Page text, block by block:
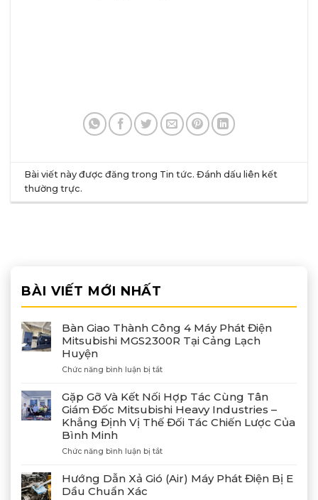
Bài viết này được đăng trong Tin tức. Đánh dấuliên kết
thường trực.
BÀI VIẾT MỚI NHẤT
Bàn Giao Thành Công 4 Máy Phát Điện
Mitsubishi MGS2300R Tại Cảng Lạch
Huyện
Chức năng bình luận bị tắtở
Giao
Thành
Công
4
Phát
MGS2300R
Gặp Gỡ Và Kết Nối Hợp Tác Cùng Tân
Giám Đốc Mitsubishi Heavy Industries –
Khẳng Định Vị Thế Đối Tác Chiến Lược Của
Bình Minh
Chức năng bình luận bị tắtở
Gỡ
Và
Hướng Dẫn Xả Gió (Air) Máy Phát Điện Bị E
Dầu Chuẩn Xác